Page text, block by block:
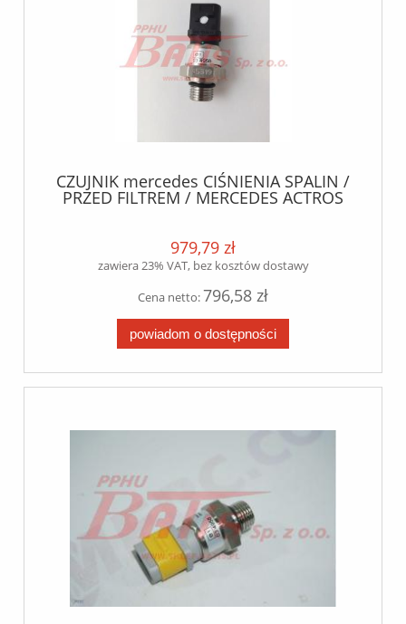
CZUJNIK mercedes CIŚNIENIA SPALIN /
PRZED FILTREM / MERCEDES ACTROS
979,79 zł
zawiera 23% VAT, bez kosztów dostawy
Cena netto:796,58 zł
powiadom o dostępności